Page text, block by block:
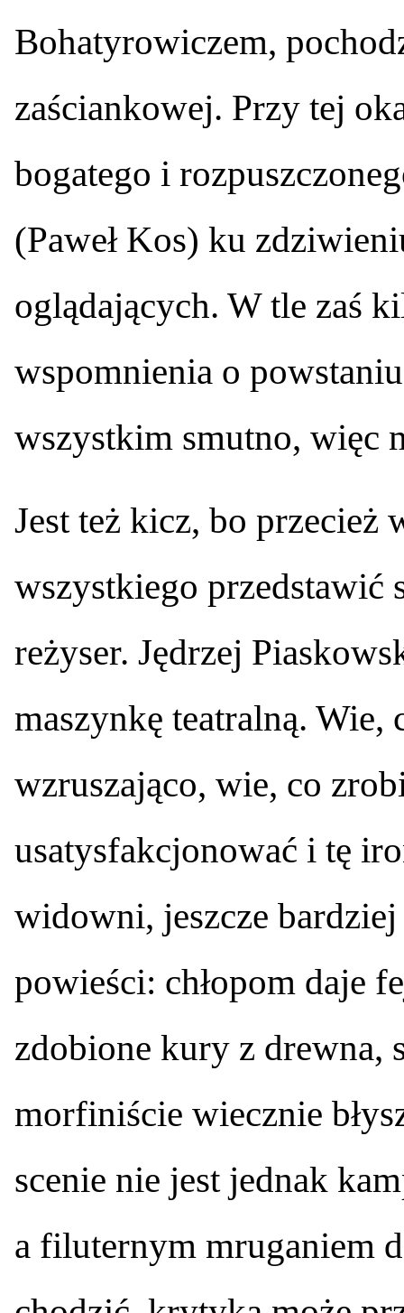
Bohatyrowiczem,
zaściankowej. Przy tej
bogatego i
(Paweł Kos) ku
oglądających. W tle zaś
wspomnienia o
wszystkim smutno, więc
Jest też kicz, bo
wszystkiego przedstawić
reżyser. Jędrzej
maszynkę teatralną. Wie,
wzruszająco, wie, co
usatysfakcjonować i tę
widowni, jeszcze
powieści: chłopom daje
zdobione kury z drewna,
morfiniście wiecznie
scenie nie jest jednak
a filuternym mruganiem